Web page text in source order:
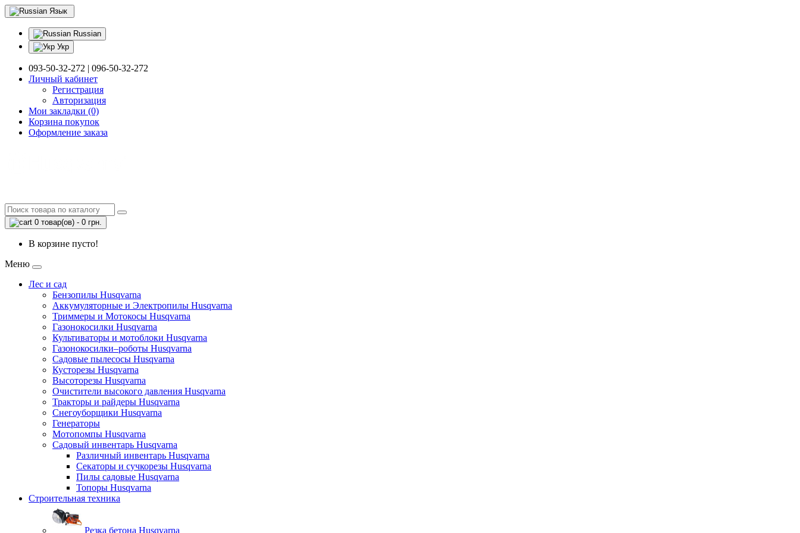
Язык
Russian
Укр
093-50-32-272 | 096-50-32-272
Личный кабинет
Регистрация
Авторизация
Мои закладки (0)
Корзина покупок
Оформление заказа
0 товар(ов) - 0 грн.
В корзине пусто!
Меню
Лес и сад
Бензопилы Husqvarna
Аккумуляторные и Электропилы Нusqvarna
Триммеры и Мотокосы Нusqvarna
Газонокосилки Husqvarna
Культиваторы и мотоблоки Husqvarna
Газонокосилки–роботы Husqvarna
Садовые пылесосы Husqvarna
Кусторезы Husqvarna
Высоторезы Husqvarna
Очистители высокого давления Husqvarna
Тракторы и райдеры Husqvarna
Снегоуборщики Husqvarna
Генераторы
Мотопомпы Husqvarna
Садовый инвентарь Husqvarna
Различный инвентарь Husqvarna
Секаторы и сучкорезы Husqvarna
Пилы садовые Husqvarna
Топоры Husqvarna
Строительная техника
Резка бетона Husqvarna